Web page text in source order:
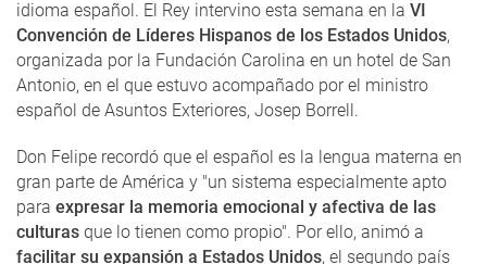
idioma español. El Rey intervino esta semana en la VI
Convención de Líderes Hispanos de los Estados Unidos,
organizada por la Fundación Carolina en un hotel de San
Antonio, en el que estuvo acompañado por el ministro
español de Asuntos Exteriores, Josep Borrell.
Don Felipe recordó que el español es la lengua materna en
gran parte de América y "un sistema especialmente apto
para expresar la memoria emocional y afectiva de las
culturas que lo tienen como propio". Por ello, animó a
facilitar su expansión a Estados Unidos, el segundo país